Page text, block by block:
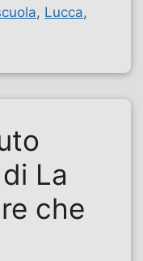
, Lucca,
La
che